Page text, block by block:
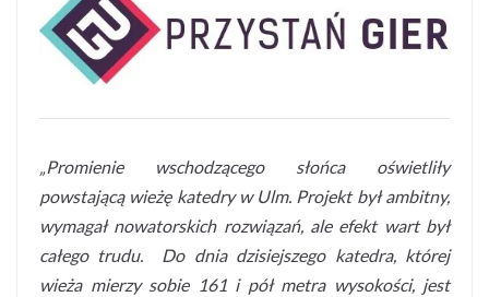
„Promienie wschodzącego słońca oświetliły
powstającą wieżę katedry w Ulm. Projekt był ambitny,
wymagał nowatorskich rozwiązań, ale efekt wart był
całego trudu. Do dnia dzisiejszego katedra, której
wieża mierzy sobie 161 i pół metra wysokości, jest